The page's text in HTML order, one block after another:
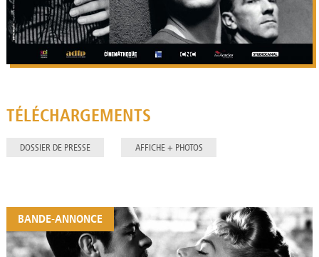
TÉLÉCHARGEMENTS
DOSSIER DE PRESSE AFFICHE + PHOTOS
BANDE-ANNONCE